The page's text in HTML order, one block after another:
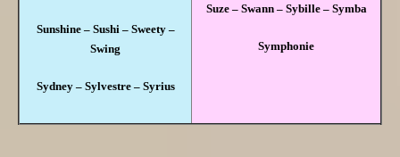
Sunshine – Sushi – Sweety –
Swing
Sydney – Sylvestre – Syrius
Suze – Swann – Sybille – Symba
Symphonie